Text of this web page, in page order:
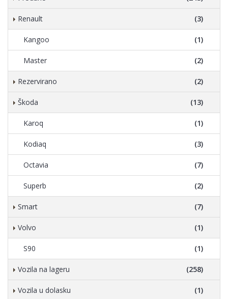
Renault (3)
Kangoo (1)
Master (2)
Rezervirano (2)
Škoda (13)
Karoq (1)
Kodiaq (3)
Octavia (7)
Superb (2)
Smart (7)
Volvo (1)
S90 (1)
Vozila na lageru (258)
Vozila u dolasku (1)